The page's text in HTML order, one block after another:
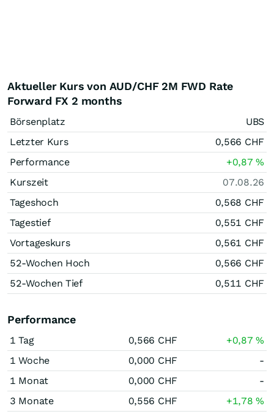
Aktueller Kurs von AUD/CHF 2M FWD Rate
Forward FX 2 months
Börsenplatz
UBS
Letzter Kurs
0,566 CHF
Performance
+0,87%
Kurszeit
07.08.26
Tageshoch
0,568 CHF
Tagestief
0,551 CHF
Vortageskurs
0,561 CHF
52-Wochen Hoch
0,566 CHF
52-Wochen Tief
0,511 CHF
Performance
1 Tag 0,566 CHF +0,87%
1 Woche
0,000 CHF
-
1 Monat
0,000 CHF
-
3 Monate
0,556 CHF +1,78%